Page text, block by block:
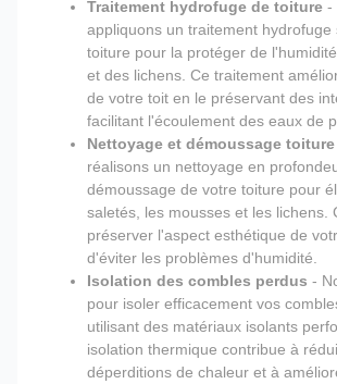
Traitement hydrofuge de toiture -
appliquons un traitement hydrofuge
toiture pour la protéger de
et des lichens. Ce traitement
de votre toit en le préservant des
facilitant l'écoulement des eaux de
Nettoyage et démoussage toiture
réalisons un nettoyage en
démoussage de votre toiture pour
saletés, les mousses et les lichens.
préserver l'aspect esthétique de
d'éviter les problèmes d'humidité.
Isolation des combles perdus -
pour isoler efficacement vos
utilisant des matériaux isolants
isolation thermique contribue à
déperditions de chaleur et à